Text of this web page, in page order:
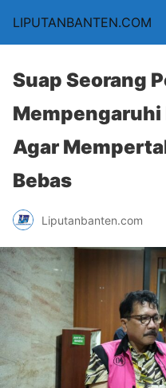
LIPUTANBANTEN.COM
Suap Seorang
Mempengaruhi
Agar
Bebas
Liputanbanten.com